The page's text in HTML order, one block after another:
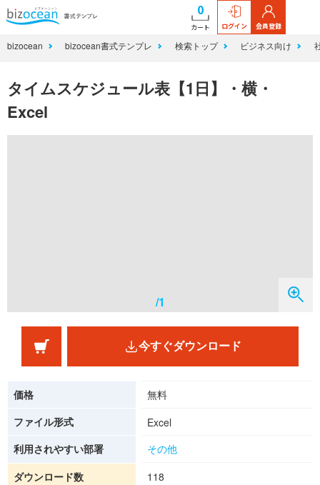
0
カート ログイン 会員登録
bizocean bizocean書式テンプレ 検索トップ ビジネス向け
タイムスケジュール表【1日】・横・
Excel
/1
今すぐダウンロード
価格
無料
ファイル形式
Excel
利用されやすい部署
その他
ダウンロード数
118